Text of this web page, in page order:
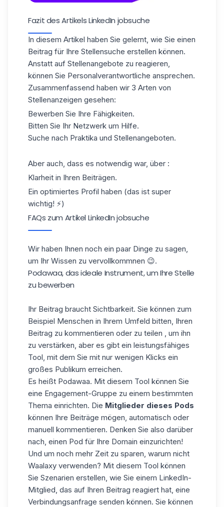
Fazit des Artikels LinkedIn jobsuche
In diesem Artikel haben Sie gelernt, wie Sie einen
Beitrag für Ihre Stellensuche erstellen können.
Anstatt auf Stellenangebote zu reagieren,
können Sie Personalverantwortliche ansprechen.
Zusammenfassend haben wir 3 Arten von
Stellenanzeigen gesehen:
Bewerben Sie Ihre Fähigkeiten.
Bitten Sie Ihr Netzwerk um Hilfe.
Suche nach Praktika und Stellenangeboten.
Aber auch, dass es notwendig war, über :
Klarheit in Ihren Beiträgen.
Ein optimiertes Profil haben (das ist super
wichtig! ⚡)
FAQs zum Artikel LinkedIn jobsuche
Wir haben Ihnen noch ein paar Dinge zu sagen,
um Ihr Wissen zu vervollkommnen 😉.
Podawaa, das ideale Instrument, um Ihre Stelle
zu bewerben
Ihr Beitrag braucht Sichtbarkeit. Sie können zum
Beispiel Menschen in Ihrem Umfeld bitten, Ihren
Beitrag zu kommentieren oder zu teilen
, um ihn
zu verstärken , aber es gibt ein leistungsfähiges
Tool, mit dem Sie mit nur wenigen Klicks ein
großes Publikum erreichen.
Es heißt Podawaa. Mit diesem Tool können Sie
eine Engagement-Gruppe zu einem bestimmten
Thema einrichten. Die Mitglieder dieses Pods
können Ihre Beiträge mögen, automatisch oder
manuell kommentieren. Denken Sie also darüber
nach, einen Pod für Ihre Domain einzurichten!
Und um noch mehr Zeit zu sparen, warum nicht
Waalaxy verwenden? Mit diesem Tool können
Sie Szenarien erstellen, wie Sie einem LinkedIn-
Mitglied, das auf Ihren Beitrag reagiert hat, eine
Verbindungsanfrage senden können. Sie können